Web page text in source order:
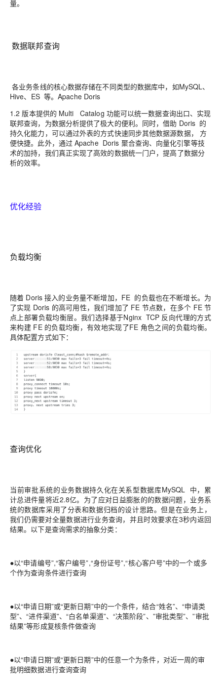
量。
数据联邦查询
各业务条线的核心数据存储在不同类型的数据库中，如MySQL、
Hive、 ES 等。Apache Doris
1.2 版本提供的 Multi Catalog 功能可以统一数据查询出口、实现
联邦查询，为数据分析提供了极大的便利。同时，借助 Doris 的
持久化能力，可以通过外表的方式快速同步其他数据源数据， 方
便快捷。此外，通过Apache Doris 聚合查询、向量化引擎等技
术的加持， 我们真正实现了高效的数据统一门户，提高了数据分
析的效率。
优化经验
负载均衡
随着 Doris接入的业务量不断增加， FE 的负载也在不断增长。为
了实现 Doris 的高可用性，我们增加了 FE 节点数，在多个 FE 节
点上部署负载均衡层。我们选择基于Nginx TCP 反向代理的方式
来构建 FE 的负载均衡，有效地实现了FE 角色之间的负载均衡。
具体配置方式如下：
查询优化
当前审批系统的业务数据持久化在关系型数据库MySQL 中，累
计总进件量将近2.8亿。为了应对日益膨胀的的数据问题，业务系
统的数据库采用了分表和数据归档的设计思路。但是在业务 上，
我们仍需要对全量数据进行业务查询，并且时效要求在3秒内返回
结果。以下是查询需求的抽象分类：
●以“申请编号”,“客户编号”,“身份证号”,“核心客户号”中的一个或多
个作为查询条件进行查询
●以“申请日期”或“更新日期”中的一个条件，结合“姓名”、“申请类
型”、“进件渠道”、“白名单渠道”、 “决策阶段”、 ”审批类型”、”审批
结果”等形成复核条件做查询
●以“申请日期”或“更新日期”中的任意一个为条件，对近一周的审
批明细数据进行查询查询